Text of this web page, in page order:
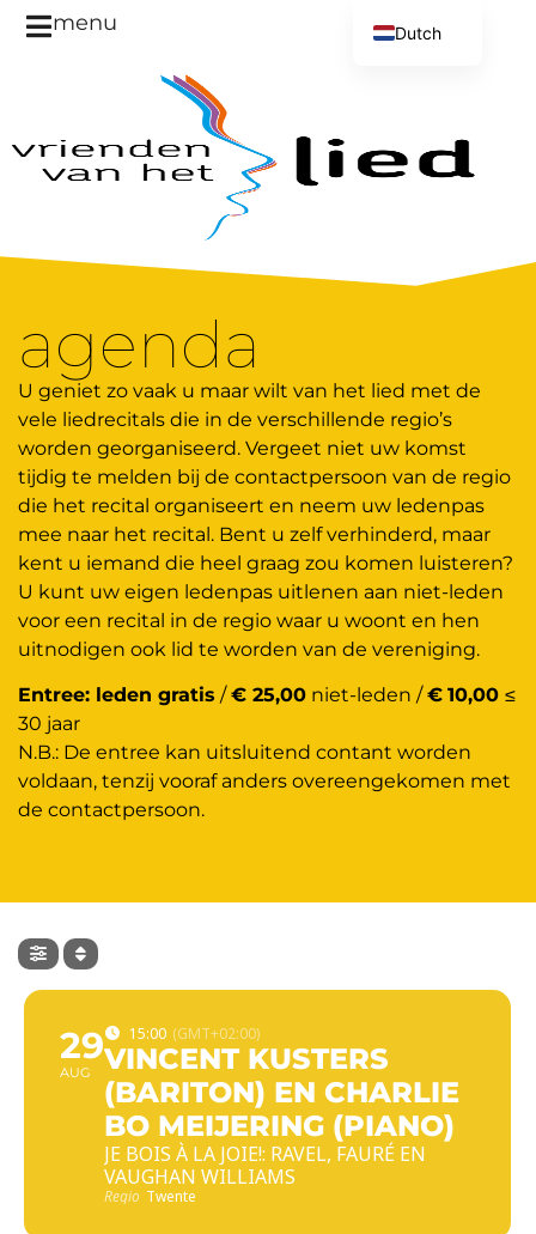
menu
agenda
U geniet zo vaak u maar wilt van het lied met de
vele liedrecitals die in de verschillende regio’s
worden georganiseerd. Vergeet niet uw komst
tijdig te melden bij de contactpersoon van de regio
die het recital organiseert en neem uw ledenpas
mee naar het recital. Bent u zelf verhinderd, maar
kent u iemand die heel graag zou komen luisteren?
U kunt uw eigen ledenpas uitlenen aan niet-leden
voor een recital in de regio waar u woont en hen
uitnodigen ook lid te worden van de vereniging.
Entree: leden gratis /€ 25,00 niet-leden /€ 10,00 ≤
30 jaar
N.B.: De entree kan uitsluitend contant worden
voldaan, tenzij vooraf anders overeengekomen met
de contactpersoon.
29
AUG
15:00 (GMT+02:00)
VINCENT KUSTERS
(BARITON) EN CHARLIE
BO MEIJERING (PIANO)
JE BOIS À LA JOIE!: RAVEL, FAURÉ EN
VAUGHAN WILLIAMS
Regio Twente
Dutch